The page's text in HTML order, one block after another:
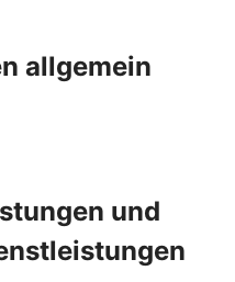
allgemein
und